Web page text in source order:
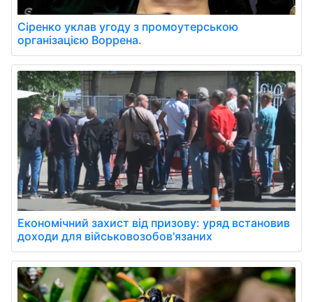
Сіренко уклав угоду з промоутерською
організацією Воррена.
Економічний захист від призову: уряд встановив
доходи для військовозобов'язаних